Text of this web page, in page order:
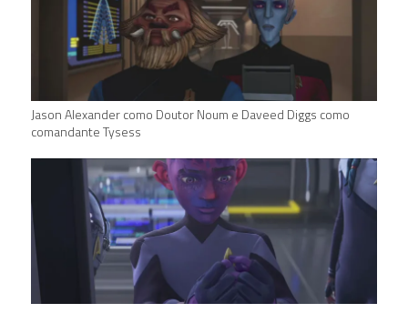
Jason Alexander como Doutor Noum e Daveed Diggs como
comandante Tysess